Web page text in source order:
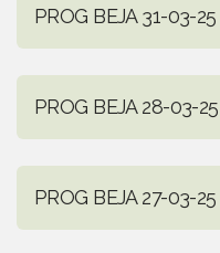
PROG BEJA 31-03-25
PROG BEJA 28-03-25
PROG BEJA 27-03-25